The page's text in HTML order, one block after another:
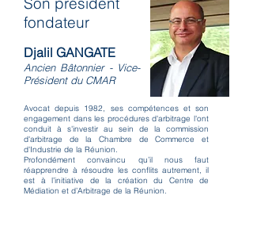
fondateur
Djalil GANGATE
Ancien Bâtonnier - Vice-
Président du CMAR
Avocat depuis 1982, ses compétences et son
engagement dans les procédures d'arbitrage l'ont
conduit à s'investir au sein de la commission
d'arbitrage de la Chambre de Commerce et
d'Industrie de la Réunion.
Profondément convaincu qu’il nous faut
réapprendre à résoudre les conflits autrement, il
est à l’initiative de la création du Centre de
Médiation et d’Arbitrage de la Réunion.